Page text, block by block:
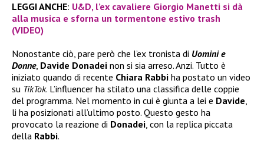
LEGGI ANCHE: U&D, l’ex cavaliere Giorgio Manetti si dà
alla musica e sforna un tormentone estivo trash
(VIDEO)
Nonostante ciò, pare però che l’ex tronista di Uomini e
Donne, Davide Donadei non si sia arreso. Anzi. Tutto è
iniziato quando di recente Chiara Rabbi ha postato un video
su TikTok. L’influencer ha stilato una classifica delle coppie
del programma. Nel momento in cui è giunta a lei e Davide,
li ha posizionati all’ultimo posto. Questo gesto ha
provocato la reazione di Donadei, con la replica piccata
della Rabbi.